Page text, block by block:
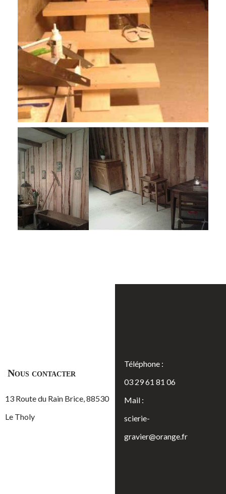
Nous contacter
13 Route du Rain Brice, 88530
Le Tholy
Téléphone :
03 29 61 81 06
Mail :
scierie-
gravier@orange.fr